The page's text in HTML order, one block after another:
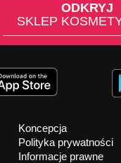
ODKRYJ
SKLEP
Koncepcja
Polityka prywatności
Informacje prawne